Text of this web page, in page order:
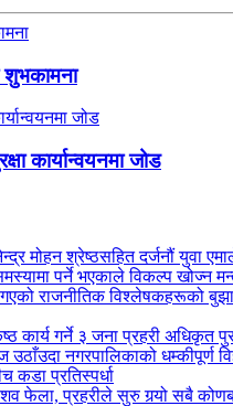
शुभकामना
कार्यान्वयनमा जोड
मोहन श्रेष्ठसहित दर्जनौं युवा
पर्ने भएकाले विकल्प खोज्न
राजनीतिक विश्लेषकहरूको
कार्य गर्ने ३ जना प्रहरी अधिकृत
नगरपालिकाको धम्कीपूर्ण
कडा प्रतिस्पर्धा
शव फेला, प्रहरीले सुरु गर्‍यो सबै